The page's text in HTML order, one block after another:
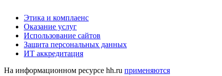
Этика и комплаенс
Оказание услуг
Использование сайтов
Защита персональных данных
ИТ аккредитация
На информационном ресурсе hh.ru применяются